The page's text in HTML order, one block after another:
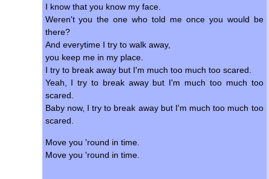
I know that you know my face.
Weren't you the one who told me once you would be
there?
And everytime I try to walk away,
you keep me in my place.
I try to break away but I'm much too much too scared.
Yeah, I try to break away but I'm much too much too
scared.
Baby now, I try to break away but I'm much too much too
scared.
Move you 'round in time.
Move you 'round in time.